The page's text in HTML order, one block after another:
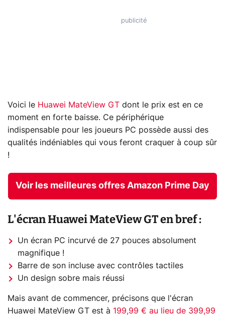
Voici le Huawei MateView GT dont le prix est en ce
moment en forte baisse. Ce périphérique
indispensable pour les joueurs PC possède aussi des
qualités indéniables qui vous feront craquer à coup sûr
!
Voir les meilleures offres Amazon Prime Day
L'écran Huawei MateView GT en bref :
Un écran PC incurvé de 27 pouces absolument
magnifique !
Barre de son incluse avec contrôles tactiles
Un design sobre mais réussi
Mais avant de commencer, précisons que l'écran
Huawei MateView GT est à 199,99 € au lieu de 399,99